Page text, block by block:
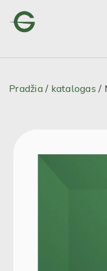
Pradžia/ katalogas/